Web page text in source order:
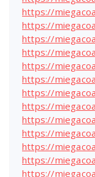
https://
https://
https://
https://
https://
https://
https://
https://
https://
https://
https://
https://
https://